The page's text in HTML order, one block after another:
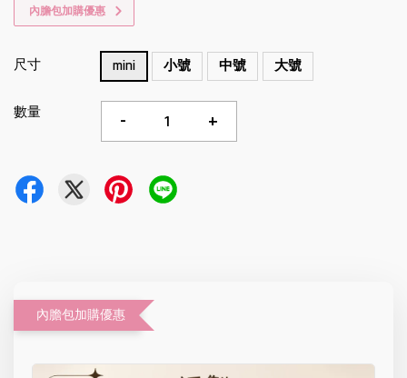
內膽包加購優惠
尺寸 mini 小號 中號 大號
數量 - +
內膽包加購優惠